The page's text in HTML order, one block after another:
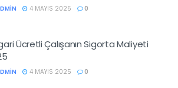
4 MAYIS 2025 0
Ücretli Çalışanın Sigorta Maliyeti
4 MAYIS 2025 0